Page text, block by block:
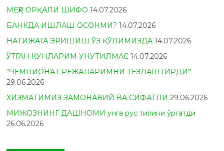
МЕҲР ОРҚАЛИ ШИФО 14.07.2026
БАНКДА ИШЛАШ ОСОНМИ? 14.07.2026
НАТИЖАГА ЭРИШИШ ЎЗ ҚЎЛИМИЗДА 14.07.2026
ЎТГАН КУНЛАРИМ УНУТИЛМАС 14.07.2026
“ЧЕМПИОНАТ РЕЖАЛАРИМНИ ТЕЗЛАШТИРДИ”
29.06.2026
ХИЗМАТИМИЗ ЗАМОНАВИЙ ВА СИФАТЛИ 29.06.2026
МИЖОЗНИНГ ДАШНОМИ унга рус тилини ўргатди
26.06.2026